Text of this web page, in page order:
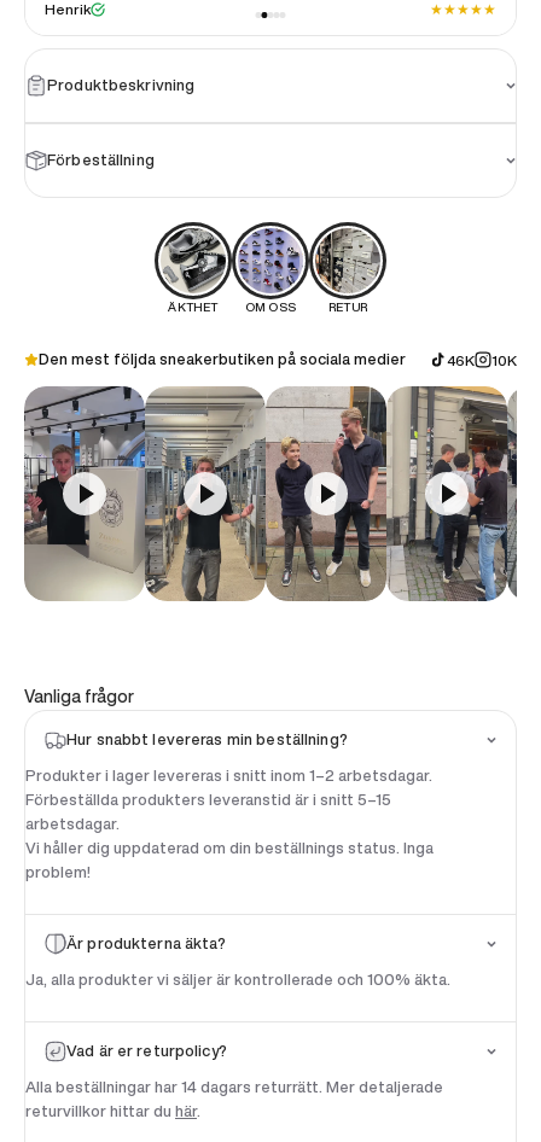
Henrik ★★★★★
Produktbeskrivning
Förbeställning
ÄKTHET OM OSS RETUR
Den mest följda sneakerbutiken på sociala medier 46K 10K
Vanliga frågor
Hur snabbt levereras min beställning?
Produkter i lager levereras i snitt inom 1–2 arbetsdagar.
Förbeställda produkters leveranstid är i snitt 5–15
arbetsdagar.
Vi håller dig uppdaterad om din beställnings status. Inga
problem!
Är produkterna äkta?
Ja, alla produkter vi säljer är kontrollerade och 100% äkta.
Vad är er returpolicy?
Alla beställningar har 14 dagars returrätt. Mer detaljerade
returvillkor hittar du här.
100 SEK
På din första beställning